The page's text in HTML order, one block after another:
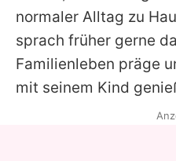
normaler Alltag zu
sprach früher gerne
Familienleben präge
mit seinem Kind